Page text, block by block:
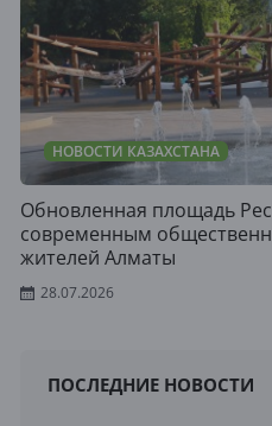
НОВОСТИ КАЗАХСТАНА
Обновленная площадь
современным
жителей Алматы
28.07.2026
ПОСЛЕДНИЕ НОВОСТИ